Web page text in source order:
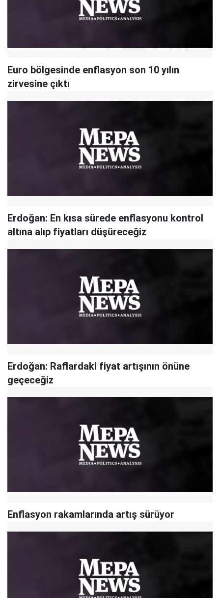
Euro bölgesinde enflasyon son 10 yılın
zirvesine çıktı
Erdoğan: En kısa sürede enflasyonu kontrol
altına alıp fiyatları düşüreceğiz
Erdoğan: Raflardaki fiyat artışının önüne
geçeceğiz
Enflasyon rakamlarında artış sürüyor